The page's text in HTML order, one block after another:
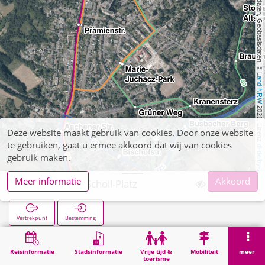
, Kartendaten, Geobasisdaten: ©
Land NRW
2021, Lizenz
dl-de/by-2-0
Reisinformatie Stadsinformatie
Vrije tijd &
toerisme
Mobiliteit meer
Geschwister-Scholl-Platz
Vertrekpunt Bestemming
Zoekopracht Geschwister-Scholl-Platz
Deze website maakt gebruik van cookies. Door onze website
te gebruiken, gaat u ermee akkoord dat wij van cookies
gebruik maken.
Meer informatie
Akkoord